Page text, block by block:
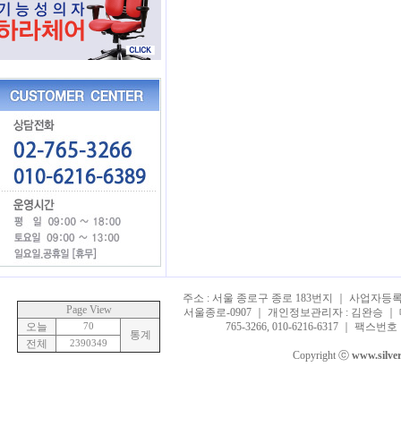
Page View
오늘
70
통계
전체 2390349
주소 : 서울 종로구 종로 183번지 ｜ 사업자등
서울종로-0907 ｜ 개인정보관리자 : 김완승
765-3266, 010-6216-6317 ｜ 팩스번
Copyright ⓒ